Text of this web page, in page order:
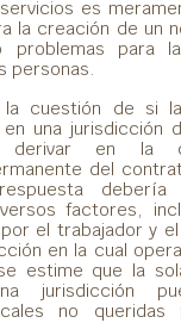
es
la creación de un
problemas para
personas.
cuestión de si
una jurisdicción
derivar en la
del
factores,
el trabajador y
en la cual
estime que la
jurisdicción
no queridas